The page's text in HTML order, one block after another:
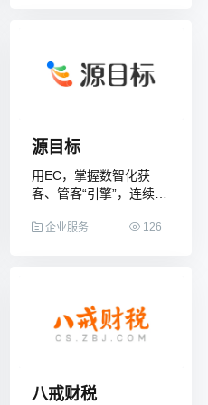
源目标
用EC，掌握数智化获
客、管客“引擎”，连续三
企业服务 126
八戒财税